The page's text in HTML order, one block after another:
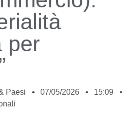
per
Paesi 07/05/2026
15:09